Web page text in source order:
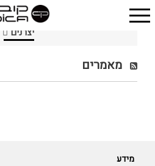
יצרנים
מאמרים
מידע